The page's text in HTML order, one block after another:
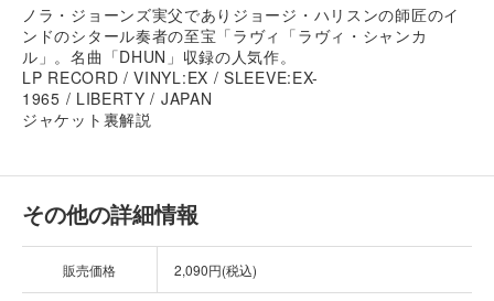
ノラ・ジョーンズ実父でありジョージ・ハリスンの師匠のイ
ンドのシタール奏者の至宝「ラヴィ「ラヴィ・シャンカ
ル」。名曲「DHUN」収録の人気作。
LP RECORD / VINYL:EX / SLEEVE:EX-
1965 / LIBERTY / JAPAN
ジャケット裏解説
その他の詳細情報
販売価格 2,090円(税込)